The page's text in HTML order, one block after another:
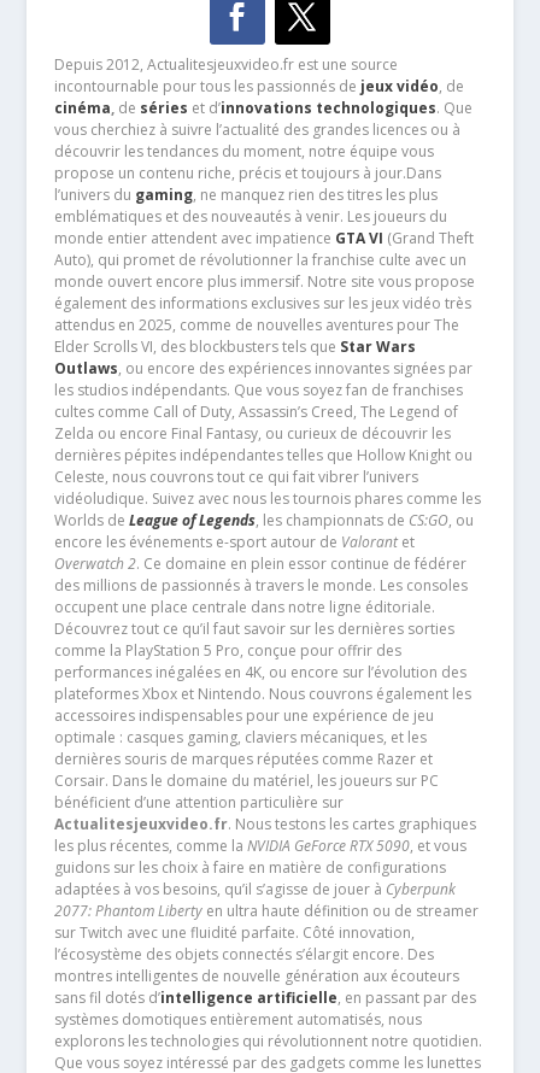
Depuis 2012, Actualitesjeuxvideo.fr est une source
incontournable pour tous les passionnés de jeux vidéo, de
cinéma,de séries et d’innovations technologiques. Que
vous cherchiez à suivre l’actualité des grandes licences ou à
découvrir les tendances du moment, notre équipe vous
propose un contenu riche, précis et toujours à jour.Dans
l’univers du gaming, ne manquez rien des titres les plus
emblématiques et des nouveautés à venir. Les joueurs du
monde entier attendent avec impatience GTA VI (Grand Theft
Auto), qui promet de révolutionner la franchise culte avec un
monde ouvert encore plus immersif. Notre site vous propose
également des informations exclusives sur les jeux vidéo très
attendus en 2025, comme de nouvelles aventures pour The
Elder Scrolls VI, des blockbusters tels que Star Wars
Outlaws, ou encore des expériences innovantes signées par
les studios indépendants. Que vous soyez fan de franchises
cultes comme Call of Duty, Assassin’s Creed, The Legend of
Zelda ou encore Final Fantasy, ou curieux de découvrir les
dernières pépites indépendantes telles que Hollow Knight ou
Celeste, nous couvrons tout ce qui fait vibrer l’univers
vidéoludique. Suivez avec nous les tournois phares comme les
Worlds de League of Legends, les championnats de CS:GO, ou
encore les événements e-sport autour de Valorantet
Overwatch 2. Ce domaine en plein essor continue de fédérer
des millions de passionnés à travers le monde. Les consoles
occupent une place centrale dans notre ligne éditoriale.
Découvrez tout ce qu’il faut savoir sur les dernières sorties
comme la PlayStation 5 Pro, conçue pour offrir des
performances inégalées en 4K, ou encore sur l’évolution des
plateformes Xbox et Nintendo. Nous couvrons également les
accessoires indispensables pour une expérience de jeu
optimale : casques gaming, claviers mécaniques, et les
dernières souris de marques réputées comme Razer et
Corsair. Dans le domaine du matériel, les joueurs sur PC
bénéficient d’une attention particulière sur
Actualitesjeuxvideo.fr. Nous testons les cartes graphiques
les plus récentes, comme la NVIDIA GeForce RTX 5090, et vous
guidons sur les choix à faire en matière de configurations
adaptées à vos besoins, qu’il s’agisse de jouer à Cyberpunk
2077: Phantom Libertyen ultra haute définition ou de streamer
sur Twitch avec une fluidité parfaite. Côté innovation,
l’écosystème des objets connectés s’élargit encore. Des
montres intelligentes de nouvelle génération aux écouteurs
sans fil dotés d’intelligence artificielle, en passant par des
systèmes domotiques entièrement automatisés, nous
explorons les technologies qui révolutionnent notre quotidien.
Que vous soyez intéressé par des gadgets comme les lunettes